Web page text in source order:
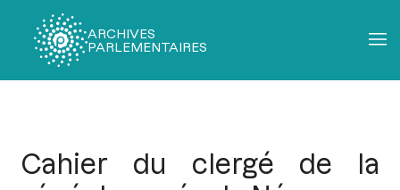
ARCHIVES
PARLEMENTAIRES
Cahier du clergé de la